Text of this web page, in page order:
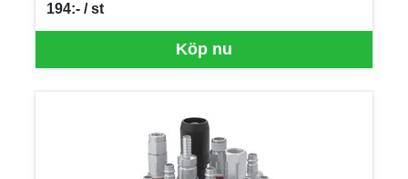
Köp nu
194:- / st
SEK per ST